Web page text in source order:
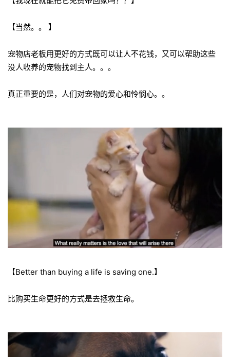
【当然。。 】
宠物店老板用更好的方式既可以让人不花钱，又可以帮助这些
没人收养的宠物找到主人。。。
真正重要的是，人们对宠物的爱心和怜悯心。。
【Better than buying a life is saving one.】
​比购买生命更好的方式是去拯救生命。